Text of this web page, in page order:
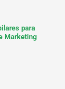
para
Marketing